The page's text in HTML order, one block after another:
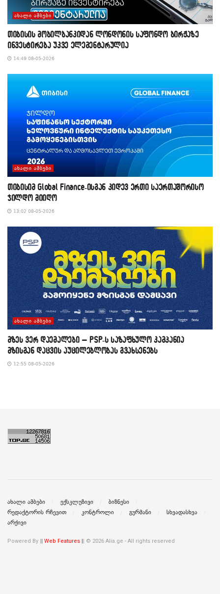
ᲐᲮᲐᲚᲘ ᲐᲛᲑᲔᲑᲘ
თიბისის მობილბანკიდან ლონდონის საფონდო ბირჟაზე
ინვესტირება უკვე ელემენტარულია
14:49 08-05-2026
ᲐᲮᲐᲚᲘ ᲐᲛᲑᲔᲑᲘ
თიბისიმ Global Finance-ისგან კიდევ ერთი საერთაშორისო
ჯილდო მიიღო
13:02 08-05-2026
ᲐᲮᲐᲚᲘ ᲐᲛᲑᲔᲑᲘ
მზეს ვერ დაემალები – PSP-ს საზაფხულო კამპანია
მზისგან დაცვის აუცილებლობას გვახსენებს
12:55 08-05-2026
ახალი ამბები ექსკლუზივი
ბიზნესი
რედაქტორის რჩევით
კონტროლი გურმანი
სხვადასხვა
არქივი
Powered By | | Web Features | | © 2026 Alia.ge - All rights reserved